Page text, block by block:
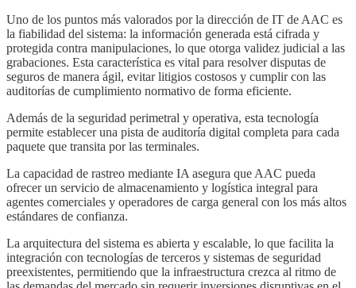
Uno de los puntos más valorados por la dirección de IT de AAC es
la fiabilidad del sistema: la información generada está cifrada y
protegida contra manipulaciones, lo que otorga validez judicial a las
grabaciones. Esta característica es vital para resolver disputas de
seguros de manera ágil, evitar litigios costosos y cumplir con las
auditorías de cumplimiento normativo de forma eficiente.
Además de la seguridad perimetral y operativa, esta tecnología
permite establecer una pista de auditoría digital completa para cada
paquete que transita por las terminales.
La capacidad de rastreo mediante IA asegura que AAC pueda
ofrecer un servicio de almacenamiento y logística integral para
agentes comerciales y operadores de carga general con los más altos
estándares de confianza.
La arquitectura del sistema es abierta y escalable, lo que facilita la
integración con tecnologías de terceros y sistemas de seguridad
preexistentes, permitiendo que la infraestructura crezca al ritmo de